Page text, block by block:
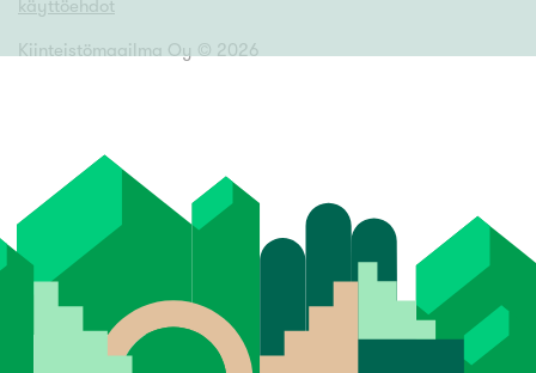
käyttöehdot
Kiinteistömaailma Oy © 2026